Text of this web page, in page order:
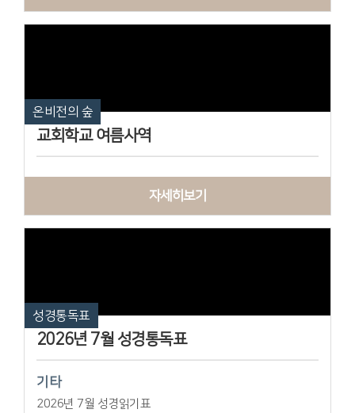
온비전의 숲
교회학교 여름사역
자세히보기
성경통독표
2026년 7월 성경통독표
기타
2026년 7월 성경읽기표